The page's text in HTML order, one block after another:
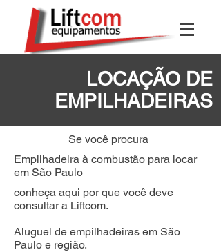
LOCAÇÃO DE
EMPILHADEIRAS
Se você procura
Empilhadeira à combustão para locar
em São Paulo
conheça aqui por que você deve
consultar a Liftcom.
Aluguel de empilhadeiras em São
Paulo e região.